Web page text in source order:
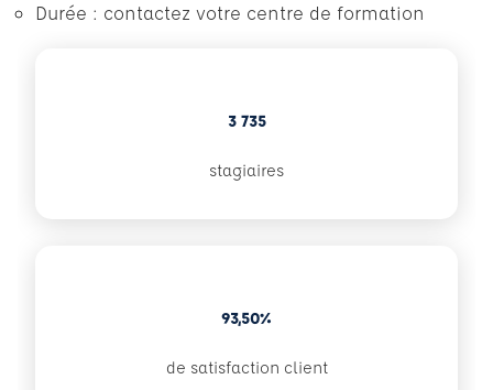
Durée : contactez votre centre de formation
3 735
stagiaires
93,50%
de satisfaction client